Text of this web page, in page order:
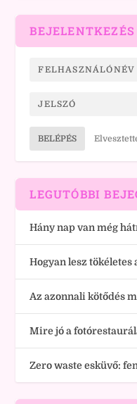
BEJELENTKEZÉS
BELÉPÉS
LEGUTÓBBI
Hány nap van még
Hogyan lesz
Az azonnali kötődés
Mire jó a
Zero waste esküvő: